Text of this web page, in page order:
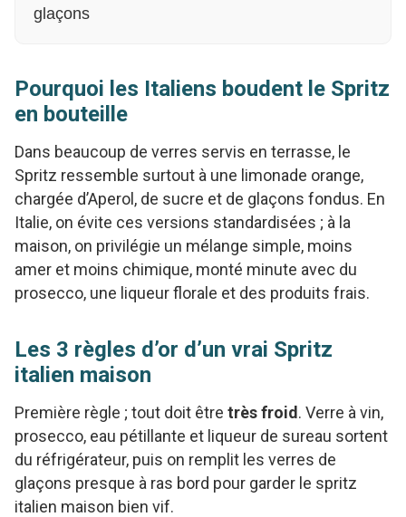
glaçons
Pourquoi les Italiens boudent le Spritz
en bouteille
Dans beaucoup de verres servis en terrasse, le
Spritz ressemble surtout à une limonade orange,
chargée d’Aperol, de sucre et de glaçons fondus. En
Italie, on évite ces versions standardisées ; à la
maison, on privilégie un mélange simple, moins
amer et moins chimique, monté minute avec du
prosecco, une liqueur florale et des produits frais.
Les 3 règles d’or d’un vrai Spritz
italien maison
Première règle ; tout doit être très froid. Verre à vin,
prosecco, eau pétillante et liqueur de sureau sortent
du réfrigérateur, puis on remplit les verres de
glaçons presque à ras bord pour garder le spritz
italien maison bien vif.